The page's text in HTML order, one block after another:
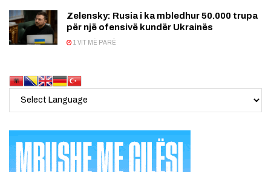
Zelensky: Rusia i ka mbledhur 50.000 trupa
për një ofensivë kundër Ukrainës
1 VIT MË PARË